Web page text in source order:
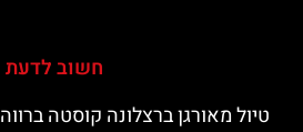
חשוב לדעת
טיול מאורגן ברצלונה קוסטה ברווה